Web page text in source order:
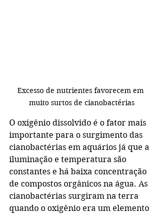
Excesso de nutrientes favorecem em
muito surtos de cianobactérias
O oxigênio dissolvido é o fator mais
importante para o surgimento das
cianobactérias em aquários já que a
iluminação e temperatura são
constantes e há baixa concentração
de compostos orgânicos na água. As
cianobactérias surgiram na terra
quando o oxigênio era um elemento